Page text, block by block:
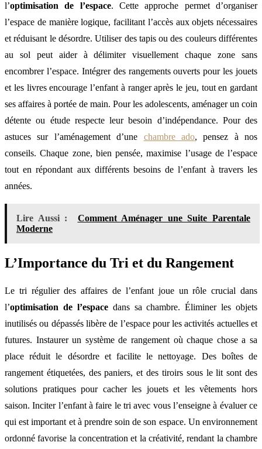
l’optimisation de l’espace. Cette approche permet d’organiser
l’espace de manière logique, facilitant l’accès aux objets nécessaires
et réduisant le désordre. Utiliser des tapis ou des couleurs différentes
au sol peut aider à délimiter visuellement chaque zone sans
encombrer l’espace. Intégrer des rangements ouverts pour les jouets
et les livres encourage l’enfant à ranger après le jeu, tout en gardant
ses affaires à portée de main. Pour les adolescents, aménager un coin
détente ou étude respecte leur besoin d’indépendance. Pour des
astuces sur l’aménagement d’une chambre ado, pensez à nos
conseils. Chaque zone, bien pensée, maximise l’usage de l’espace
tout en répondant aux différents besoins de l’enfant à travers les
années.
Lire Aussi :
Comment Aménager une Suite Parentale
Moderne
L’Importance du Tri et du Rangement
Le tri régulier des affaires de l’enfant joue un rôle crucial dans
l’optimisation de l’espacedans sa chambre. Éliminer les objets
inutilisés ou dépassés libère de l’espace pour les activités actuelles et
futures. Instaurer un système de rangement où chaque chose a sa
place réduit le désordre et facilite le nettoyage. Des boîtes de
rangement étiquetées, des paniers, et des tiroirs sous le lit sont des
solutions pratiques pour cacher les jouets et les vêtements hors
saison. Inciter l’enfant à faire le tri avec vous l’enseigne à évaluer ce
qui est important et à prendre soin de son espace. Un environnement
ordonné favorise la concentration et la créativité, rendant la chambre